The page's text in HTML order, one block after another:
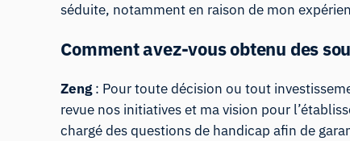
séduite, notamment en raison de mon
Comment avez-vous obtenu des
Zeng: Pour toute décision ou tout
revue nos initiatives et ma vision pour
chargé des questions de handicap afin de